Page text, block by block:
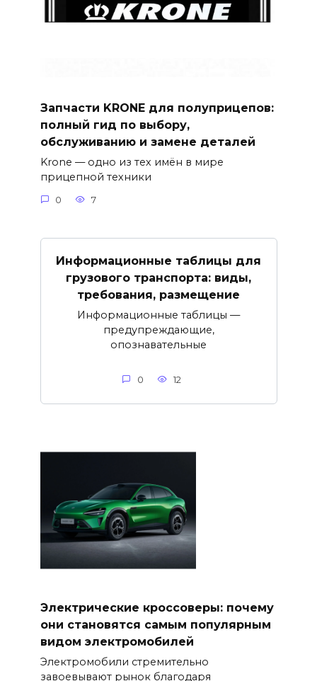
Запчасти KRONE для полуприцепов:
полный гид по выбору,
обслуживанию и замене деталей
Krone — одно из тех имён в мире
прицепной техники
0 7
Информационные таблицы для
грузового транспорта: виды,
требования, размещение
Информационные таблицы —
предупреждающие,
опознавательные
0 12
Электрические кроссоверы: почему
они становятся самым популярным
видом электромобилей
Электромобили стремительно
завоевывают рынок благодаря